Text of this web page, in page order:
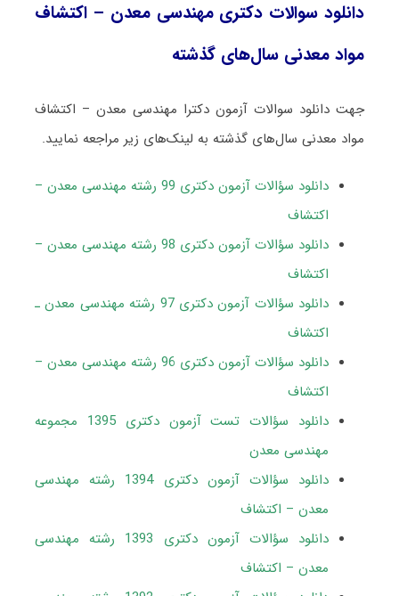
دانلود سوالات دکتری مهندسی معدن – اکتشاف
مواد معدنی سال‌های گذشته
جهت دانلود سوالات آزمون دکترا مهندسی معدن – اکتشاف
مواد معدنی سال‌های گذشته به لینک‌های زیر مراجعه نمایید.
دانلود سؤالات آزمون دکتری 99 رشته مهندسی معدن –
اکتشاف
دانلود سؤالات آزمون دکتری 98 رشته مهندسی معدن –
اکتشاف
دانلود سؤالات آزمون دکتری 97 رشته مهندسی معدن ـ
اکتشاف
دانلود سؤالات آزمون دکتری 96 رشته مهندسی معدن –
اکتشاف
دانلود سؤالات تست آزمون دکتری 1395 مجموعه
مهندسی معدن
دانلود سؤالات آزمون دکتری 1394 رشته مهندسی
معدن – اکتشاف
دانلود سؤالات آزمون دکتری 1393 رشته مهندسی
معدن – اکتشاف